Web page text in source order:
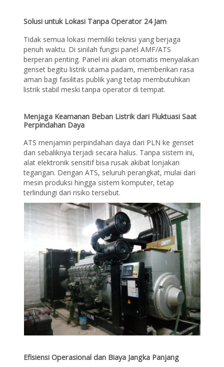
Solusi untuk Lokasi Tanpa Operator 24 Jam
Tidak semua lokasi memiliki teknisi yang berjaga
penuh waktu. Di sinilah fungsi panel AMF/ATS
berperan penting. Panel ini akan otomatis menyalakan
genset begitu listrik utama padam, memberikan rasa
aman bagi fasilitas publik yang tetap membutuhkan
listrik stabil meski tanpa operator di tempat.
Menjaga Keamanan Beban Listrik dari Fluktuasi Saat
Perpindahan Daya
ATS menjamin perpindahan daya dari PLN ke genset
dan sebaliknya terjadi secara halus. Tanpa sistem ini,
alat elektronik sensitif bisa rusak akibat lonjakan
tegangan. Dengan ATS, seluruh perangkat, mulai dari
mesin produksi hingga sistem komputer, tetap
terlindungi dari risiko tersebut.
Efisiensi Operasional dan Biaya Jangka Panjang